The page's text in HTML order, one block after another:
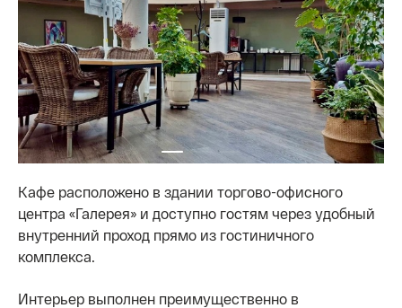
Кафе расположено в здании торгово-офисного
центра «Галерея» и доступно гостям через удобный
внутренний проход прямо из гостиничного
комплекса.
Интерьер выполнен преимущественно в